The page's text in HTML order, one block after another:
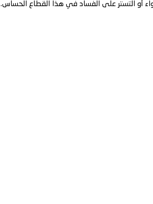
أو التستر على الفساد في هذا القطاع الحساس.